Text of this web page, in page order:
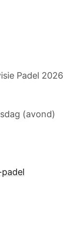
Padel 2026
(avond)